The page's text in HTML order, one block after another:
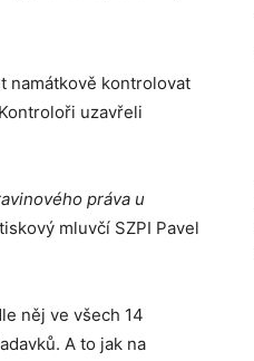
namátkově kontrolovat
uzavřeli
práva u
mluvčí SZPI Pavel
něj ve všech 14
A to jak na